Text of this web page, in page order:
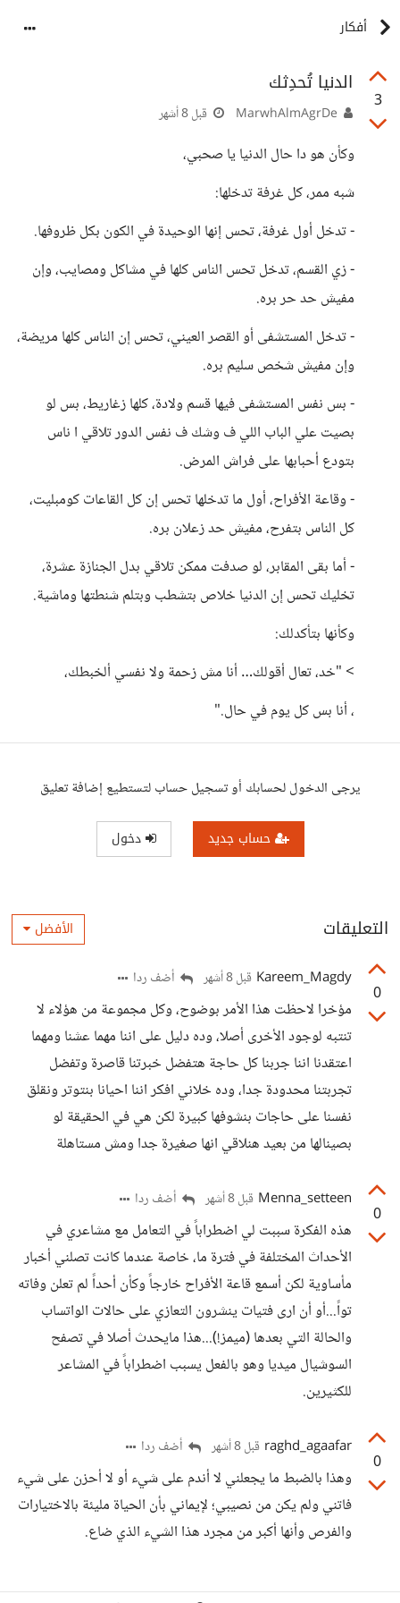
أفكار
3
الدنيا تُحدِثك
قبل 8 أشهر
وكأن هو دا حال الدنيا يا صحبي،
شبه ممر، كل غرفة تدخلها:
- تدخل أول غرفة، تحس إنها الوحيدة في الكون بكل ظروفها.
- زي القسم، تدخل تحس الناس كلها في مشاكل ومصايب، وإن
مفيش حد حر بره.
- تدخل المستشفى أو القصر العيني، تحس إن الناس كلها مريضة،
وإن مفيش شخص سليم بره.
- بس نفس المستشفى فيها قسم ولادة، كلها زغاريط، بس لو
بصيت علي الباب اللي ف وشك ف نفس الدور تلاقي ا ناس
بتودع أحبابها على فراش المرض.
- وقاعة الأفراح، أول ما تدخلها تحس إن كل القاعات كومبليت،
كل الناس بتفرح، مفيش حد زعلان بره.
- أما بقى المقابر، لو صدفت ممكن تلاقي بدل الجنازة عشرة،
تخليك تحس إن الدنيا خلاص بتشطب وبتلم شنطتها وماشية.
وكأنها بتأكدلك:
> "خد، تعال أقولك… أنا مش زحمة ولا نفسي ألخبطك،
، أنا بس كل يوم في حال."
يرجى الدخول لحسابك أو تسجيل حساب لتستطيع إضافة تعليق
حساب جديد دخول
التعليقات الأفضل
0
Kareem_Magdy قبل 8 أشهر أضف ردا
مؤخرا لاحظت هذا الأمر بوضوح، وكل مجموعة من هؤلاء لا
تنتبه لوجود الأخرى أصلا، وده دليل على اننا مهما عشنا ومهما
اعتقدنا اننا جربنا كل حاجة هتفضل خبرتنا قاصرة وتفضل
تجربتنا محدودة جدا، وده خلاني افكر اننا احيانا بنتوتر ونقلق
نفسنا على حاجات بنشوفها كبيرة لكن هي في الحقيقة لو
بصينالها من بعيد هنلاقي انها صغيرة جدا ومش مستاهلة
0
Menna_setteen قبل 8 أشهر أضف ردا
هذه الفكرة سببت لي اضطراباً في التعامل مع مشاعري في
الأحداث المختلفة في فترة ما، خاصة عندما كانت تصلني أخبار
مأساوية لكن أسمع قاعة الأفراح خارجاً وكأن أحداً لم تعلن وفاته
تواً...أو أن ارى فتيات ينشرون التعازي على حالات الواتساب
والحالة التي بعدها (ميمز!)...هذا مايحدث أصلا في تصفح
السوشيال ميديا وهو بالفعل يسبب اضطراباً في المشاعر
للكثيرين.
0
raghd_agaafar قبل 8 أشهر أضف ردا
وهذا بالضبط ما يجعلني لا أندم على شيء أو لا أحزن على شيء
فاتني ولم يكن من نصيبي؛ لإيماني بأن الحياة مليئة بالاختيارات
والفرص وأنها أكبر من مجرد هذا الشيء الذي ضاع.